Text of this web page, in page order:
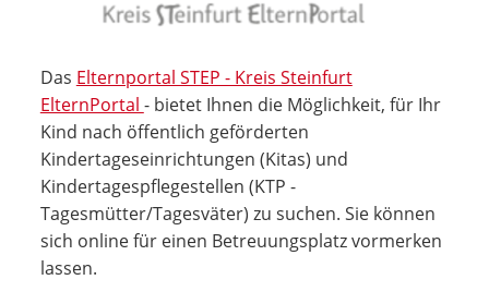
Das Elternportal STEP - Kreis Steinfurt
ElternPortal - bietet Ihnen die Möglichkeit, für Ihr
Kind nach öffentlich geförderten
Kindertageseinrichtungen (Kitas) und
Kindertagespflegestellen (KTP -
Tagesmütter/Tagesväter) zu suchen. Sie können
sich online für einen Betreuungsplatz vormerken
lassen.